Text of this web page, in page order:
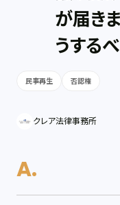
が届き
うする
民事再生 否認権
クレア法律事務所